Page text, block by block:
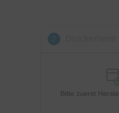
OKI
Bitte zuerst